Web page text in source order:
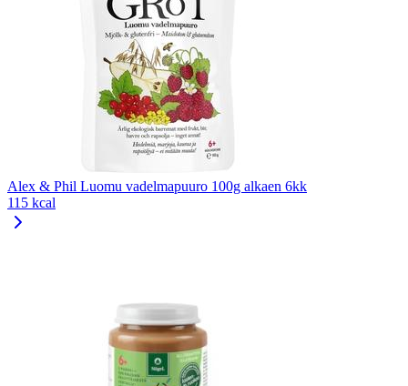
Alex & Phil Luomu vadelmapuuro 100g alkaen 6kk
115 kcal